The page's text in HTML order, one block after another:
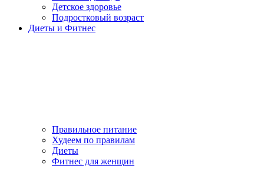
Детское здоровье
Подростковый возраст
Диеты и Фитнес
Правильное питание
Худеем по правилам
Диеты
Фитнес для женщин